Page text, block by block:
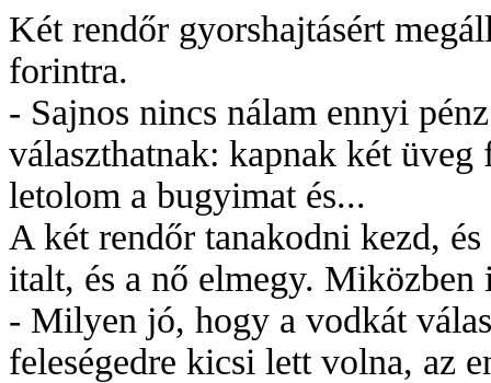
Két rendőr gyorshajtásért
forintra.
- Sajnos nincs nálam ennyi
választhatnak: kapnak két
letolom a bugyimat és...
A két rendőr tanakodni kezd,
italt, és a nő elmegy.
- Milyen jó, hogy a vodkát
feleségedre kicsi lett volna, az